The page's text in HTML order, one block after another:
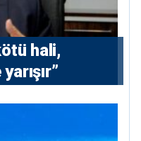
hali,